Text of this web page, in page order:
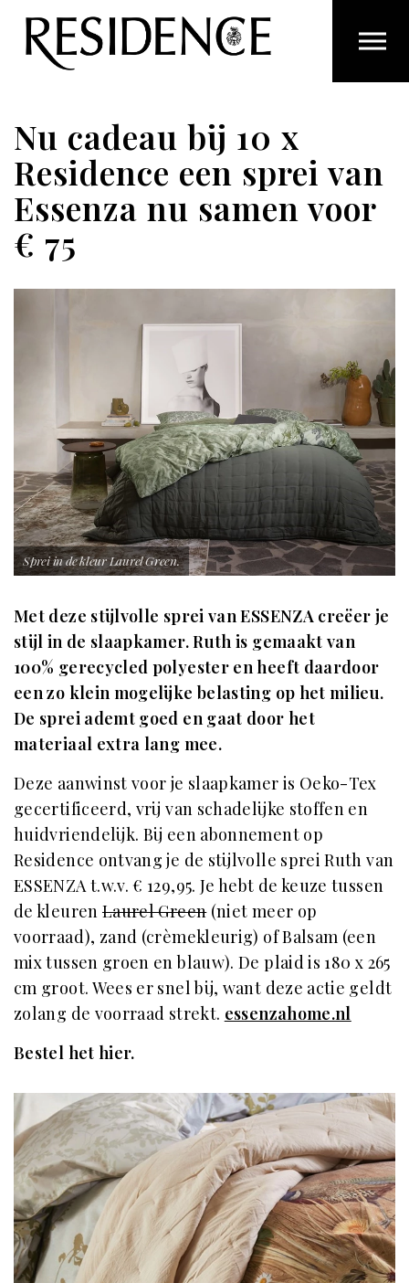
Overslaan en ga direct naar de inhoud
Nu cadeau bij 10 x
Residence een sprei van
Essenza nu samen voor
€ 75
Sprei in de kleur Laurel Green.
Met deze stijlvolle sprei van ESSENZA creëer je
stijl in de slaapkamer. Ruth is gemaakt van
100% gerecycled polyester en heeft daardoor
een zo klein mogelijke belasting op het milieu.
De sprei ademt goed en gaat door het
materiaal extra lang mee.
Deze aanwinst voor je slaapkamer is Oeko-Tex
gecertificeerd, vrij van schadelijke stoffen en
huidvriendelijk. Bij een abonnement op
Residence ontvang je de stijlvolle sprei Ruth van
ESSENZA t.w.v. € 129,95. Je hebt de keuze tussen
de kleuren Laurel Green(niet meer op
voorraad), zand (crèmekleurig) of Balsam (een
mix tussen groen en blauw). De plaid is 180 x 265
cm groot. Wees er snel bij, want deze actie geldt
zolang de voorraad strekt. essenzahome.nl
Bestel het hier.